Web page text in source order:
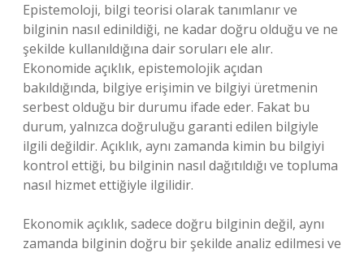
Epistemoloji, bilgi teorisi olarak tanımlanır ve
bilginin nasıl edinildiği, ne kadar doğru olduğu ve ne
şekilde kullanıldığına dair soruları ele alır.
Ekonomide açıklık, epistemolojik açıdan
bakıldığında, bilgiye erişimin ve bilgiyi üretmenin
serbest olduğu bir durumu ifade eder. Fakat bu
durum, yalnızca doğruluğu garanti edilen bilgiyle
ilgili değildir. Açıklık, aynı zamanda kimin bu bilgiyi
kontrol ettiği, bu bilginin nasıl dağıtıldığı ve topluma
nasıl hizmet ettiğiyle ilgilidir.
Ekonomik açıklık, sadece doğru bilginin değil, aynı
zamanda bilginin doğru bir şekilde analiz edilmesi ve